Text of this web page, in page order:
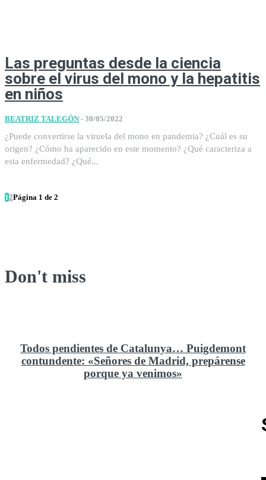
Las preguntas desde la ciencia
sobre el virus del mono y la hepatitis
en niños
BEATRIZ TALEGÓN - 30/05/2022
¿Puede convertirse la viruela del mono en pandemia? ¿Cuál es su
origen? ¿Cómo ha aparecido en este momento? ¿Qué caracteriza a
esta enfermedad? ¿Qué...
1 2Página 1 de 2
Don't miss
Todos pendientes de Catalunya… Puigdemont
contundente: «Señores de Madrid, prepárense
porque ya venimos»